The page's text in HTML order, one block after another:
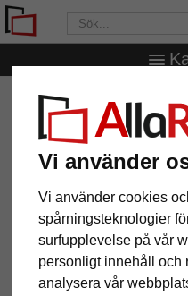
Vi använder
Vi använder cookies
spårningsteknologier
surfupplevelse på vår
personligt innehåll och
analysera vår
AllaRamar.se Övriga
Cloth med 40 sidor för
Fotoalbum